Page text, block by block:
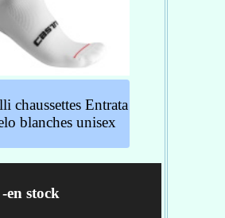
en mesh au cou-de-
ayant une bande de
pour soutenir au
la voûte plantaire
: noir
antibactérien à
ions d'argent
arrière permettant
enfiler facilement et
chaussettes Entrata
blanches unisex
en stock